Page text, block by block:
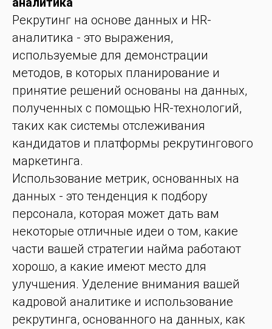
Рекрутинг на основе данных и HR-
аналитика - это выражения,
используемые для демонстрации
методов, в которых планирование и
принятие решений основаны на данных,
полученных с помощью HR-технологий,
таких как системы отслеживания
кандидатов и платформы рекрутингового
маркетинга.
Использование метрик, основанных на
данных - это тенденция к подбору
персонала, которая может дать вам
некоторые отличные идеи о том, какие
части вашей стратегии найма работают
хорошо, а какие имеют место для
улучшения. Уделение внимания вашей
кадровой аналитике и использование
рекрутинга, основанного на данных, как